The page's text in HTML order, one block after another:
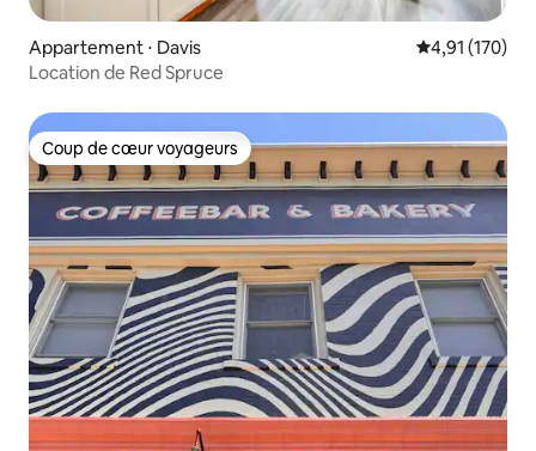
Appartement ⋅ Davis Évaluation
4,91 (170)
Location de Red Spruce
Coup de cœur voyageurs
Coup de cœur voyageurs